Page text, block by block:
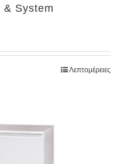
System
Λεπτομέρειες